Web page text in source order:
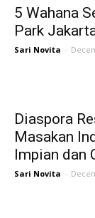
5 Wahana
Park
Sari Novita -
Diaspora
Masakan
Impian dan
Sari Novita -